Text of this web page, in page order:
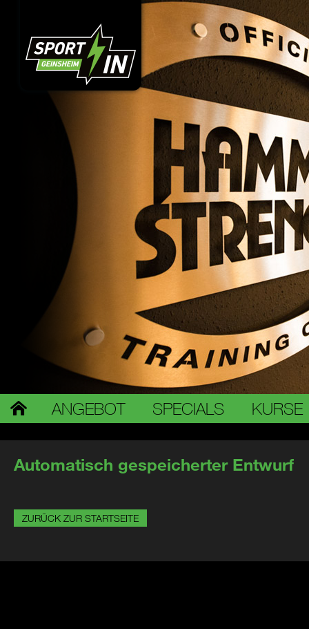
ANGEBOT SPECIALS KURSE
Automatisch gespeicherter Entwurf
ZURÜCK ZUR STARTSEITE